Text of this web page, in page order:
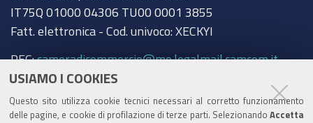
USIAMO I COOKIES
Questo sito utilizza cookie tecnici necessari al corretto funzionamento
delle pagine, e cookie di profilazione di terze parti. Selezionando Accetta
IT75Q 01000 04306 TU00 0001 3855
Fatt. elettronica - Cod. univoco: XECKYI
PEC:cameradicommercio@mo.legalmail.camcom.it
Trasparenza
Amministrazione trasparente